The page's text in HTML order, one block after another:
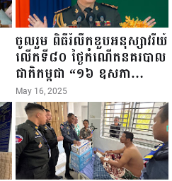
ចូលរួម ពិធីរំលឹកខួបអនុស្សាវរីយ៍
លើកទី៨០ ថ្ងៃកំណើតនគរបាល
ជាតិកម្ពុជា “១៦ ឧសភា
១៩៤៥ ~ ១៦ ឧសភា
២០២៥”...
May 16, 2025